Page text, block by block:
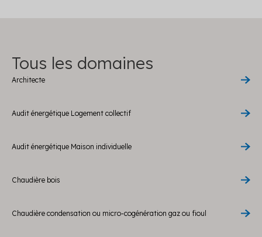
Tous les domaines
Architecte
Audit énergétique Logement collectif
Audit énergétique Maison individuelle
Chaudière bois
Chaudière condensation ou micro-cogénération gaz ou fioul